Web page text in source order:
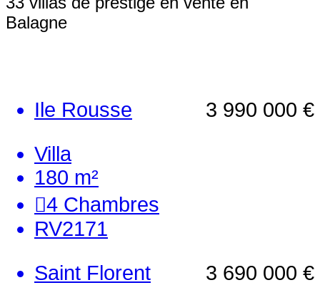
Balagne
3 990 000 €
Ile Rousse
Villa
180 m²
4 Chambres
RV2171
3 690 000 €
Saint Florent